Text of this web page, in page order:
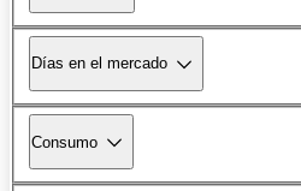
Días en el mercado
Consumo